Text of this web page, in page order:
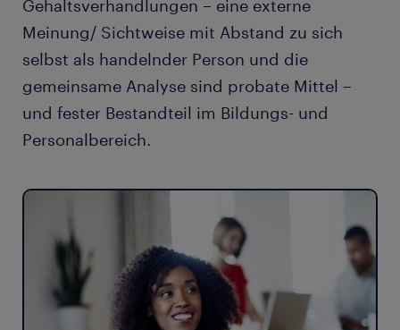
Gehaltsverhandlungen – eine externe
Meinung/ Sichtweise mit Abstand zu sich
selbst als handelnder Person und die
gemeinsame Analyse sind probate Mittel –
und fester Bestandteil im Bildungs- und
Personalbereich.